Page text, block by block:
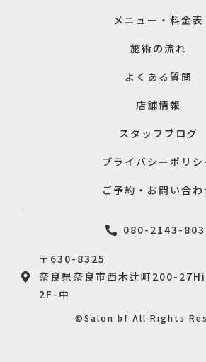
メニュー・料金表
施術の流れ
よくある質問
店舗情報
スタッフブログ
プライバシーポリシ
ご予約・お問い合わ
080-2143-
〒630-8325
奈良県奈良市西木辻町200-
2F-中
©Salon bf All Rights